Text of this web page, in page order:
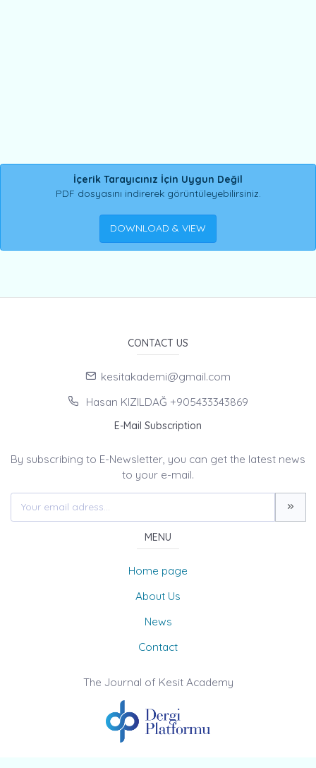
İçerik Tarayıcınız İçin Uygun Değil
PDF dosyasını indirerek görüntüleyebilirsiniz.
DOWNLOAD & VIEW
CONTACT US
kesitakademi@gmail.com
Hasan KIZILDAĞ +905433343869
E-Mail Subscription
By subscribing to E-Newsletter, you can get the latest news
to your e-mail.
MENU
Home page
About Us
News
Contact
The Journal of Kesit Academy